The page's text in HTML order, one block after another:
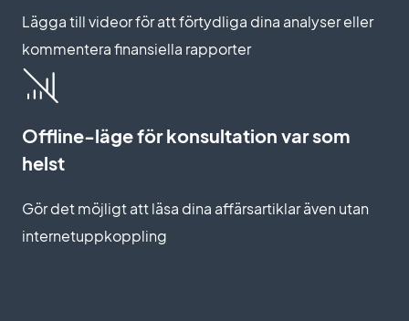
Lägga till videor för att förtydliga dina analyser eller
kommentera finansiella rapporter
Offline-läge för konsultation var som
helst
Gör det möjligt att läsa dina affärsartiklar även utan
internetuppkoppling